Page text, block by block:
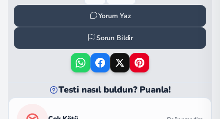
Yorum Yaz
Sorun Bildir
Testi nasıl buldun? Puanla!